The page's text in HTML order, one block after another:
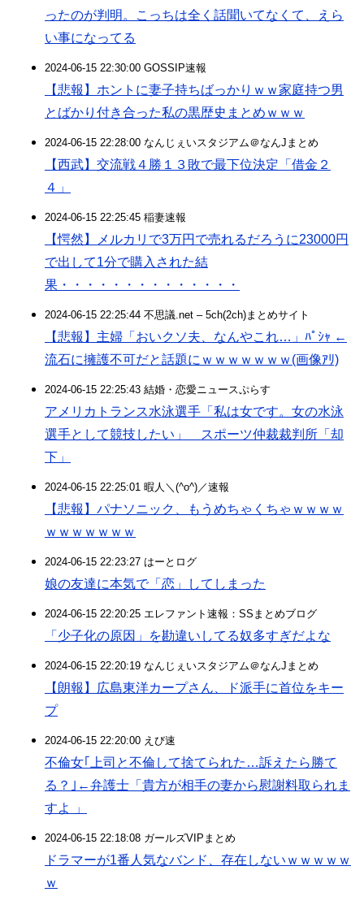
ったのが判明。こっちは全く話聞いてなくて、えら
い事になってる
2024-06-15 22:30:00 GOSSIP速報
【悲報】ホントに妻子持ちばっかりｗｗ家庭持つ男
とばかり付き合った私の黒歴史まとめｗｗｗ
2024-06-15 22:28:00 なんじぇいスタジアム＠なんJまとめ
【西武】交流戦４勝１３敗で最下位決定「借金２
４」
2024-06-15 22:25:45 稲妻速報
【愕然】メルカリで3万円で売れるだろうに23000円
で出して1分で購入された結
果・・・・・・・・・・・・・・
2024-06-15 22:25:44 不思議.net – 5ch(2ch)まとめサイト
【悲報】主婦「おいクソ夫、なんやこれ…」ﾊﾟｼｬ ←
流石に擁護不可だと話題にｗｗｗｗｗｗｗ(画像ｱﾘ)
2024-06-15 22:25:43 結婚・恋愛ニュースぷらす
アメリカトランス水泳選手「私は女です。女の水泳
選手として競技したい」 スポーツ仲裁裁判所「却
下」
2024-06-15 22:25:01 暇人＼(^o^)／速報
【悲報】パナソニック、もうめちゃくちゃｗｗｗｗ
ｗｗｗｗｗｗｗ
2024-06-15 22:23:27 はーとログ
娘の友達に本気で「恋」してしまった
2024-06-15 22:20:25 エレファント速報：SSまとめブログ
「少子化の原因」を勘違いしてる奴多すぎだよな
2024-06-15 22:20:19 なんじぇいスタジアム＠なんJまとめ
【朗報】広島東洋カープさん、ド派手に首位をキー
プ
2024-06-15 22:20:00 えび速
不倫女｢上司と不倫して捨てられた…訴えたら勝て
る？｣←弁護士「貴方が相手の妻から慰謝料取られま
すよ 」
2024-06-15 22:18:08 ガールズVIPまとめ
ドラマーが1番人気なバンド、存在しないｗｗｗｗｗ
ｗ